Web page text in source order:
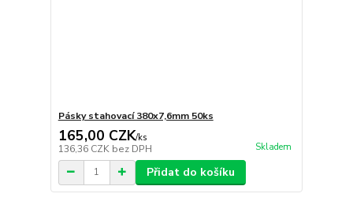
Pásky stahovací 380x7,6mm 50ks
165,00 CZK/ks
136,36 CZK bez DPH Skladem
Přidat do košíku